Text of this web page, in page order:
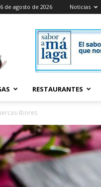
de agosto de 2026 Noticias
RESTAURANTES
Ibores